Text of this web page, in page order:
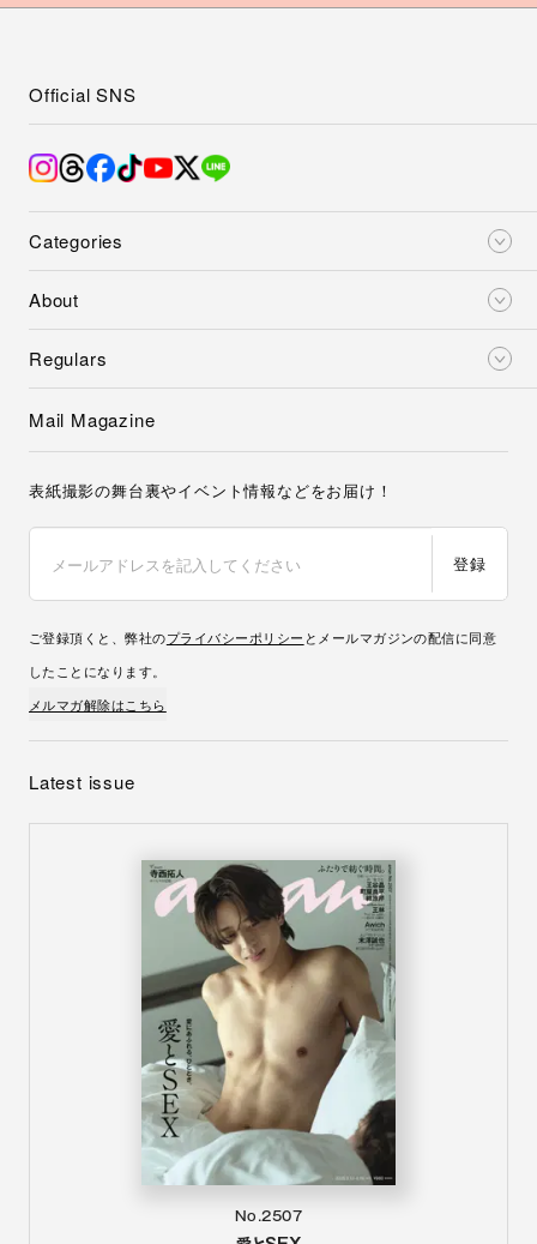
Categories
About
Regulars
Official SNS
Mail Magazine
表紙撮影の舞台裏やイベント情報などをお届け！
登録
ご登録頂くと、弊社のプライバシーポリシー とメールマガジンの配信に同意
したことになります。
メルマガ解除はこちら
Latest issue
No.2507